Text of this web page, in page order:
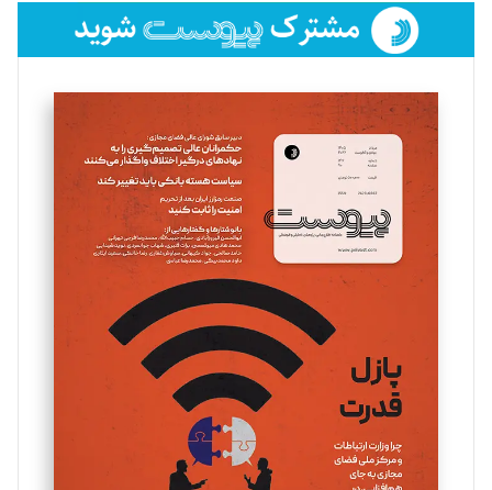
فائزه فتحی رستمی
تحریریه
سروش کرمیان
تحریریه
مینا پاکدل
یسنا امان‌پور
تحریریه
ملینا جعفری